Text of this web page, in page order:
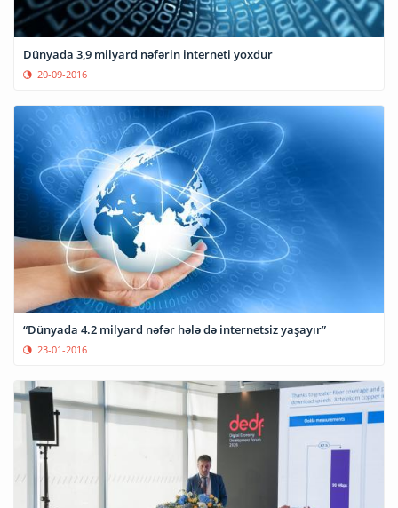
Dünyada 3,9 milyard nəfərin interneti yoxdur
20-09-2016
“Dünyada 4.2 milyard nəfər hələ də internetsiz yaşayır”
23-01-2016